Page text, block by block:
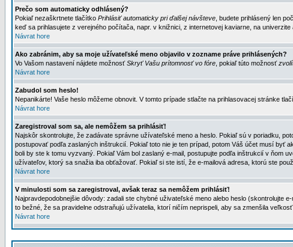
Prečo som automaticky odhlásený?
Pokiaľ nezaškrtnete tlačítko Prihlásiť automaticky pri ďalšej návšteve , budete prihlásený len
keď sa prihlasujete z verejného počítača, napr. v knižnici, z internetovej kaviarne, na univerzite
Návrat hore
Ako zabránim, aby sa moje užívateľské meno objavilo v zozname práve prihlásených?
Vo Vašom nastavení nájdete možnosťSkryť Vašu prítomnosť vo fóre , pokiaľ túto možnosť
Návrat hore
Zabudol som heslo!
Nepanikárte! Vaše heslo môžeme obnovit. V tomto prípade stlačte na prihlasovacej stránke
Návrat hore
Zaregistroval som sa, ale nemôžem sa prihlásiť!
Najskôr skontrolujte, že zadávate správne užívateľské meno a heslo. Pokiaľ sú v poriadku,
postupovať podľa zaslaných inštrukcií. Pokiaľ toto nie je ten prípad, potom Váš účet musí byť
boli by ste k tomu vyzvaný. Pokiaľ Vám bol zaslaný e-mail, postupujte podľa inštrukcií v ňom
užívateľov, ktorý sa snažia iba obťažovať. Pokiaľ si ste istí, že e-mailová adresa, ktorú ste
Návrat hore
V minulosti som sa zaregistroval, avšak teraz sa nemôžem prihlásiť!
Najpravdepodobnejšie dôvody: zadali ste chybné uživateľské meno alebo heslo (skontrolujte
to bežné, že sa pravidelne odstraňujú užívatelia, ktorí ničím neprispeli, aby sa zmenšila
Návrat hore